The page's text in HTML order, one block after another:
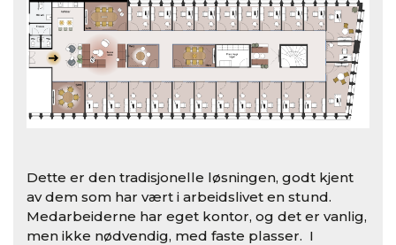
Dette er den tradisjonelle løsningen, godt kjent
av dem som har vært i arbeidslivet en stund.
Medarbeiderne har eget kontor, og det er vanlig,
men ikke nødvendig, med faste plasser. I